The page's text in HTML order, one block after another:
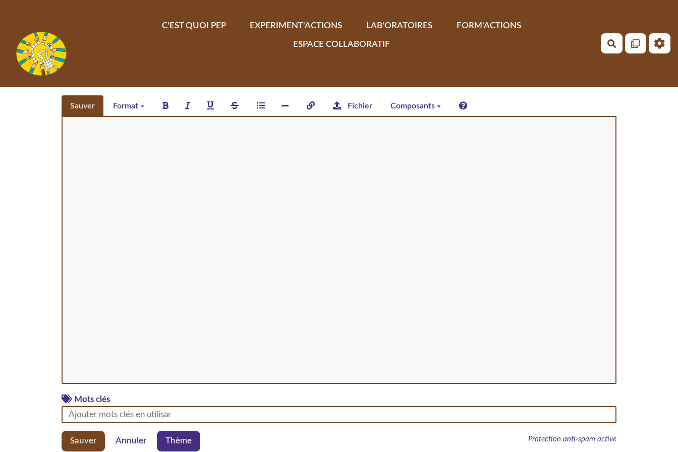
C'EST QUOI PEP
EXPERIMENT'ACTIONS LAB'ORATOIRES FORM'ACTIONS
ESPACE COLLABORATIF Rechercher
Sauver Format Fichier Composants
Mots clés
Sauver Annuler Thème Protection anti-spam active